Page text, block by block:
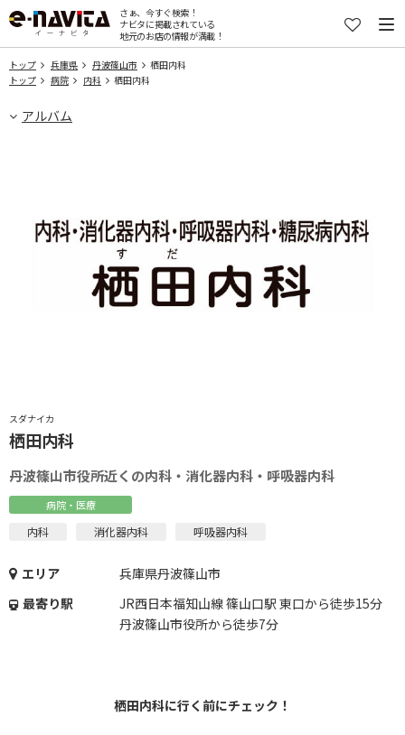
さぁ、今すぐ検索！
ナビタに掲載されている
地元のお店の情報が満載！
トップ 兵庫県 丹波篠山市
栖田内科
トップ
病院 内科 栖田内科
アルバム
スダナイカ
栖田内科
丹波篠山市役所近くの内科・消化器内科・呼吸器内科
病院・医療
内科 消化器内科 呼吸器内科
エリア
兵庫県丹波篠山市
最寄り駅
JR西日本福知山線 篠山口駅 東口から徒歩15分
丹波篠山市役所から徒歩7分
栖田内科に行く前にチェック！